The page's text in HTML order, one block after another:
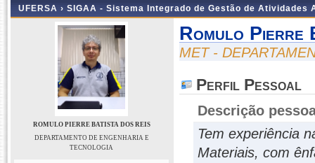
UFERSA › SIGAA - Sistema Integrado de Gestão de Atividades
ROMULO PIERRE BATISTA DOS REIS
DEPARTAMENTO DE ENGENHARIA E
TECNOLOGIA
Romulo Pierre
MET -
Perfil Pessoal
Descrição
Tem experiência
Materiais, com